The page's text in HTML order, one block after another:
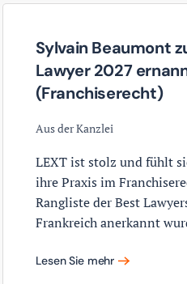
Sylvain Beaumont
Lawyer 2027
(Franchiserecht)
Aus der Kanzlei
LEXT ist stolz und fühlt
ihre Praxis im
Rangliste der Best
Frankreich anerkannt
Lesen Sie mehr